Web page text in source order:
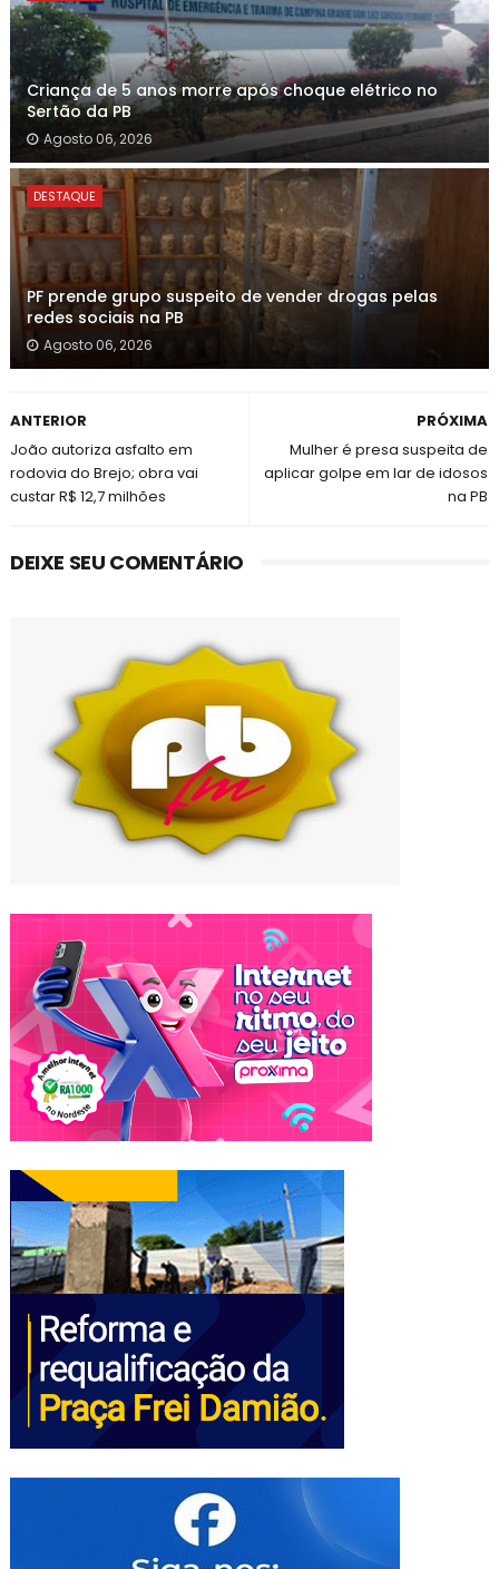
Criança de 5 anos morre após choque elétrico no
Sertão da PB
Agosto 06, 2026
DESTAQUE
PF prende grupo suspeito de vender drogas pelas
redes sociais na PB
Agosto 06, 2026
PRÓXIMA
Mulher é presa suspeita de
aplicar golpe em lar de idosos
na PB
ANTERIOR
João autoriza asfalto em
rodovia do Brejo; obra vai
custar R$ 12,7 milhões
DEIXE SEU COMENTÁRIO